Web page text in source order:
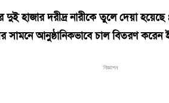
হাজার দরীদ্র নারীকে তুলে দেয়া হয়েছে
আনুষ্ঠানিকভাবে চাল বিতরণ করেন
বিজ্ঞাপন